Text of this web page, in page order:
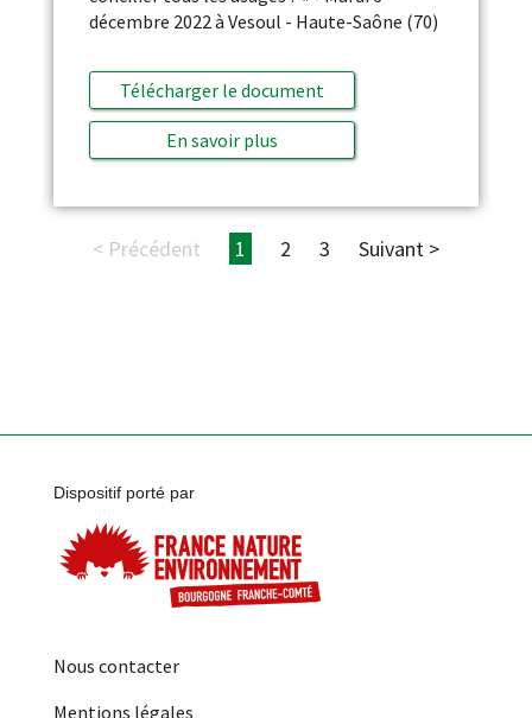
décembre 2022 à Vesoul - Haute-Saône (70)
Télécharger le document
En savoir plus
< Précédent 1 2 3 Suivant >
Dispositif porté par
Nous contacter
Mentions légales